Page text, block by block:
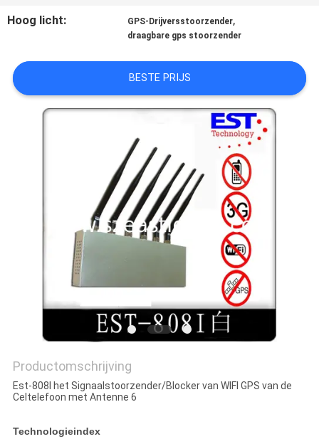
GEVALLEN
OFFERTE
Hoog licht: GPS-Drijversstoorzender,
draagbare gps stoorzender
BESTE PRIJS
Productomschrijving
Est-808I het Signaalstoorzender/Blocker van WIFI GPS van de
Celtelefoon met Antenne 6
Technologieindex